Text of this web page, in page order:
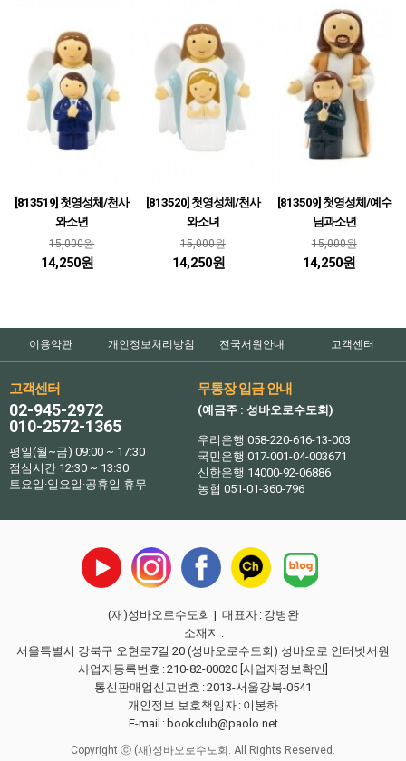
[813519] 첫영성체/천사
와소년
15,000원
14,250원
[813520] 첫영성체/천사
와소녀
15,000원
14,250원
[813509] 첫영성체/예수
님과소년
15,000원
14,250원
이용약관 개인정보처리방침 전국서원안내 고객센터
고객센터
02-945-2972
010-2572-1365
평일(월~금) 09:00 ~ 17:30
점심시간 12:30 ~ 13:30
토요일·일요일·공휴일 휴무
무통장 입금 안내
(예금주 : 성바오로수도회)
우리은행 058-220-616-13-003
국민은행 017-001-04-003671
신한은행 14000-92-06886
농협 051-01-360-796
(재)성바오로수도회 | 대표자 : 강병완
소재지 :
서울특별시 강북구 오현로7길 20 (성바오로수도회) 성바오로 인터넷서원
사업자등록번호 :210-82-00020 [사업자정보확인]
통신판매업신고번호 :2013-서울강북-0541
개인정보 보호책임자 : 이봉하
E-mail : bookclub@paolo.net
Copyright ⓒ (재)성바오로수도회. All Rights Reserved.